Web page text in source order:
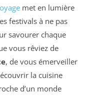
met en lumière
festivals à ne pas
savourer chaque
vous rêviez de
, de vous émerveiller
la cuisine
d’un monde